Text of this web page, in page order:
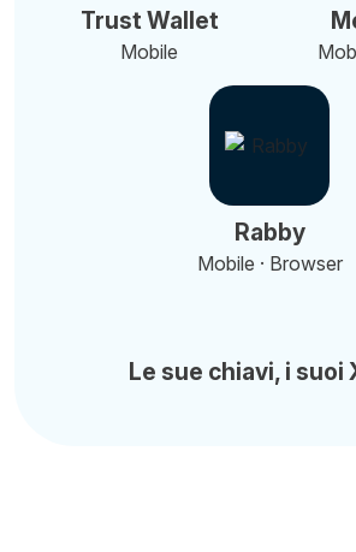
Trust Wallet
Mobile
Rabby
Mobile · Browser
Le sue chiavi, i suoi